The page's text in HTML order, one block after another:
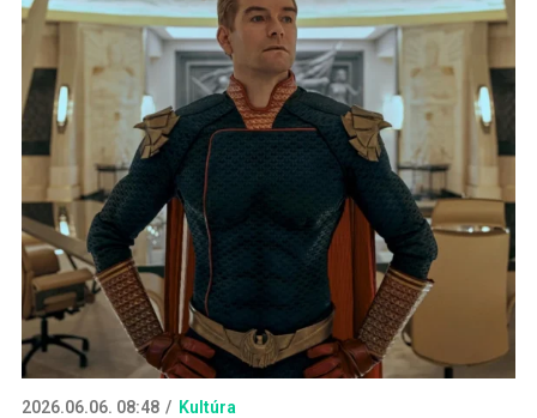
2026.06.06. 08:48 Kultúra